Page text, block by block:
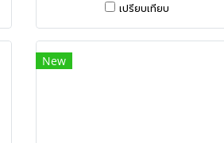
เปรียบเทียบ
New